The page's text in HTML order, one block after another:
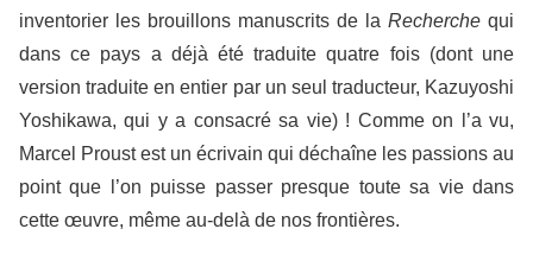
inventorier les brouillons manuscrits de la Recherche qui
dans ce pays a déjà été traduite quatre fois (dont une
version traduite en entier par un seul traducteur, Kazuyoshi
Yoshikawa, qui y a consacré sa vie) ! Comme on l’a vu,
Marcel Proust est un écrivain qui déchaîne les passions au
point que l’on puisse passer presque toute sa vie dans
cette œuvre, même au-delà de nos frontières.